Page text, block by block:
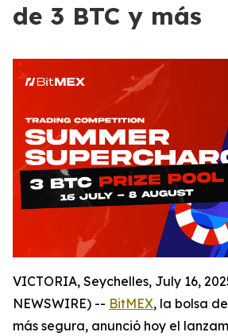
de 3 BTC y más
VICTORIA, Seychelles, July 16,
NEWSWIRE) -- BitMEX, la bolsa
más segura, anunció hoy el